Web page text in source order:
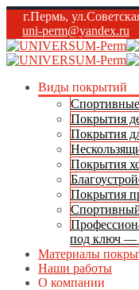
г.Пермь,
uni-perm@yandex.ru
Виды покрытий
Покрытия
Покрытия
Покрытия
Покрытия
под ключ —
Материалы
Наши работы
О компании